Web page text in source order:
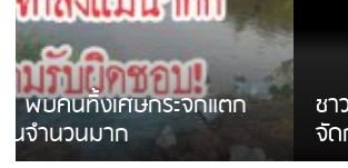
ชาวผาลั้ง โวย ไร้หน่วยงานดูแล ดิ
จัดการกันเอง